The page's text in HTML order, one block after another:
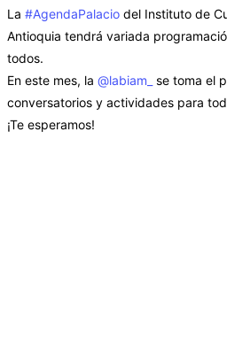
La #AgendaPalacio del Instituto de
Antioquia tendrá variada
todos.
En este mes, la @labiam_
se toma el
conversatorios y actividades para
¡Te esperamos!